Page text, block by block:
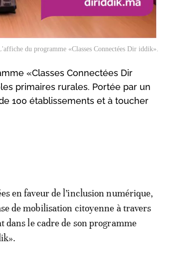
du programme «Classes Connectées Dir iddik».
«Classes Connectées Dir
primaires rurales. Portée par un
100 établissements et à toucher
en faveur de l’inclusion numérique,
de mobilisation citoyenne à travers
dans le cadre de son programme